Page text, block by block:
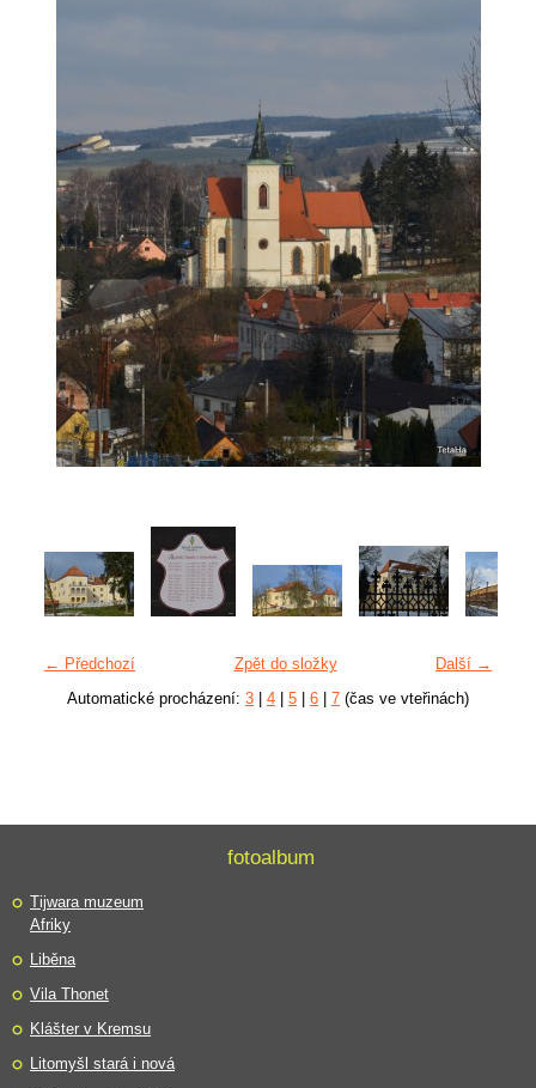
← Předchozí Další →
Zpět do složky
Automatické procházení: 3 4 5 6 7 (čas ve vteřinách)
fotoalbum
Tijwara muzeum
Afriky
Liběna
Vila Thonet
Klášter v Kremsu
Litomyšl stará i nová